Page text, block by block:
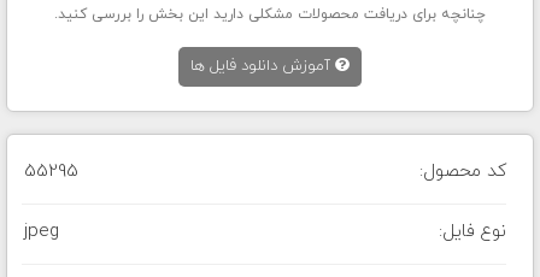
چنانچه برای دریافت محصولات مشکلی دارید این بخش را بررسی کنید.
آموزش دانلود فایل ها
کد محصول: 55295
نوع فایل: jpeg